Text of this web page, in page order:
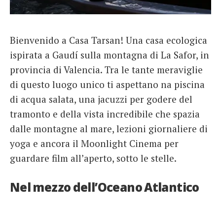
Bienvenido a Casa Tarsan! Una casa ecologica
ispirata a Gaudí sulla montagna di La Safor, in
provincia di Valencia. Tra le tante meraviglie
di questo luogo unico ti aspettano na piscina
di acqua salata, una jacuzzi per godere del
tramonto e della vista incredibile che spazia
dalle montagne al mare, lezioni giornaliere di
yoga e ancora il Moonlight Cinema per
guardare film all’aperto, sotto le stelle.
Nel mezzo dell’Oceano Atlantico